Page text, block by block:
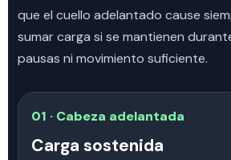
que el cuello adelantado cause
sumar carga si se mantienen
pausas ni movimiento suficiente.
01 · Cabeza adelantada
Carga sostenida